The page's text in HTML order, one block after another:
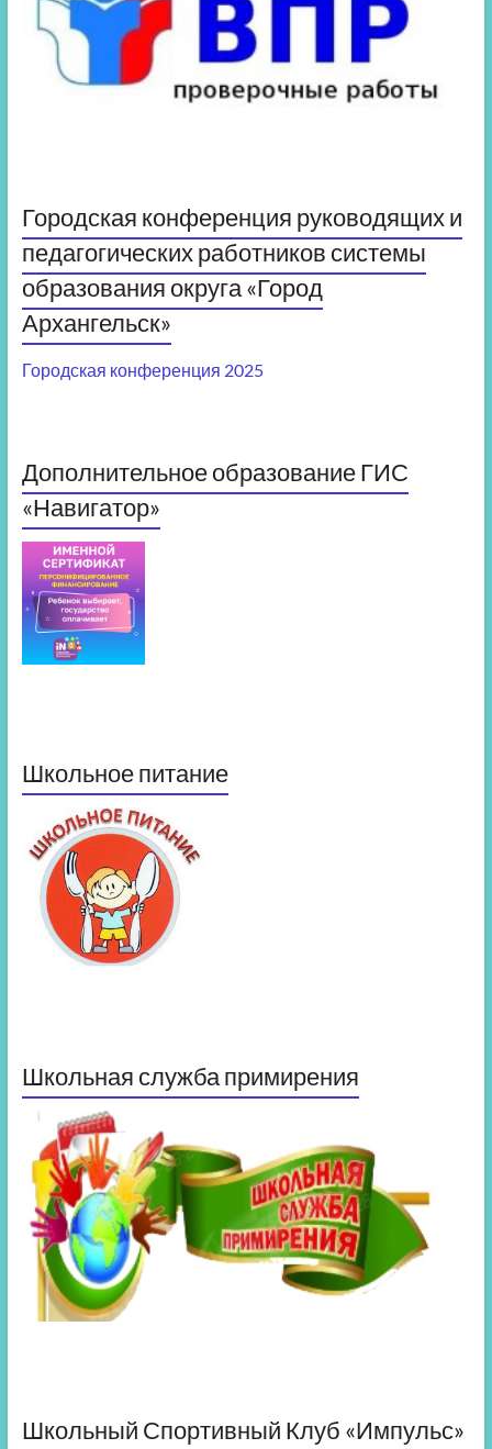
Городская конференция руководящих и
педагогических работников системы
образования округа «Город
Архангельск»
Городская конференция 2025
Дополнительное образование ГИС
«Навигатор»
Школьное питание
Школьная служба примирения
Школьный Спортивный Клуб «Импульс»